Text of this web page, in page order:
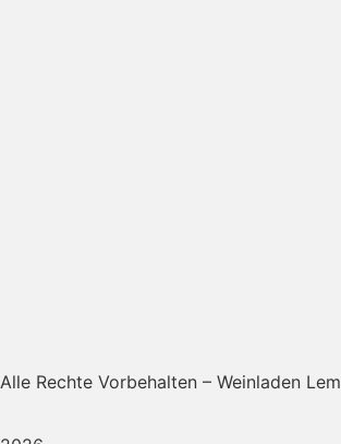
Alle Rechte Vorbehalten – Weinladen